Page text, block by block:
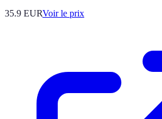
35.9 EURVoir le prix